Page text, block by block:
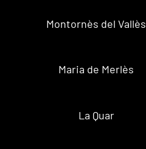
Montornès del Vallès
Maria de Merlès
La Quar